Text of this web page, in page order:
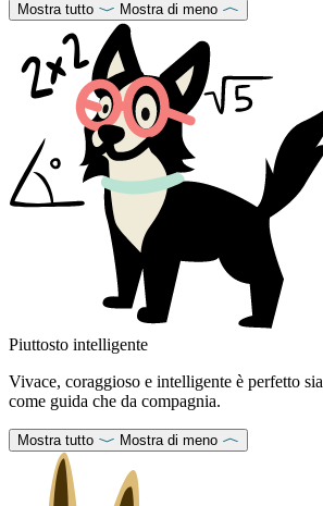
Mostra tutto Mostra di meno
Piuttosto intelligente
Vivace, coraggioso e intelligente è perfetto sia
come guida che da compagnia.
Mostra tutto Mostra di meno